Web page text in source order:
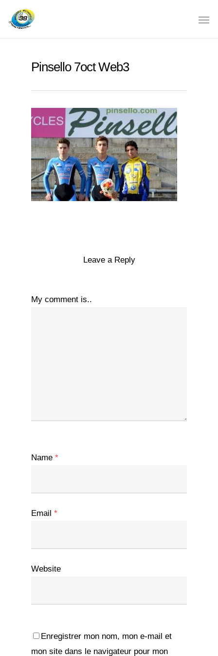
Pinsello 7oct Web3
Leave a Reply
My comment is..
Name *
Email *
Website
Enregistrer mon nom, mon e-mail et
mon site dans le navigateur pour mon